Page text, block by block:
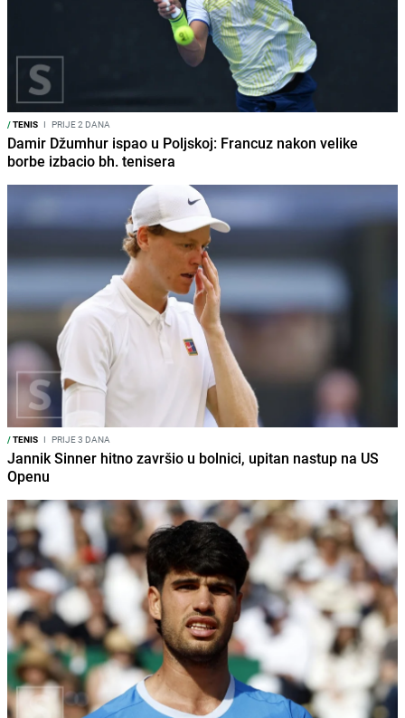
/TENIS I PRIJE 2 DANA
Damir Džumhur ispao u Poljskoj: Francuz nakon velike
borbe izbacio bh. tenisera
/TENIS I PRIJE 3 DANA
Jannik Sinner hitno završio u bolnici, upitan nastup na US
Openu